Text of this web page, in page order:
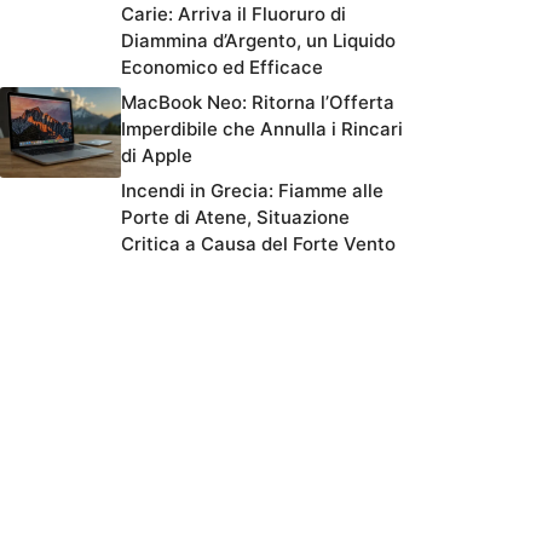
Carie: Arriva il Fluoruro di
Diammina d’Argento, un Liquido
Economico ed Efficace
MacBook Neo: Ritorna l’Offerta
Imperdibile che Annulla i Rincari
di Apple
Incendi in Grecia: Fiamme alle
Porte di Atene, Situazione
Critica a Causa del Forte Vento